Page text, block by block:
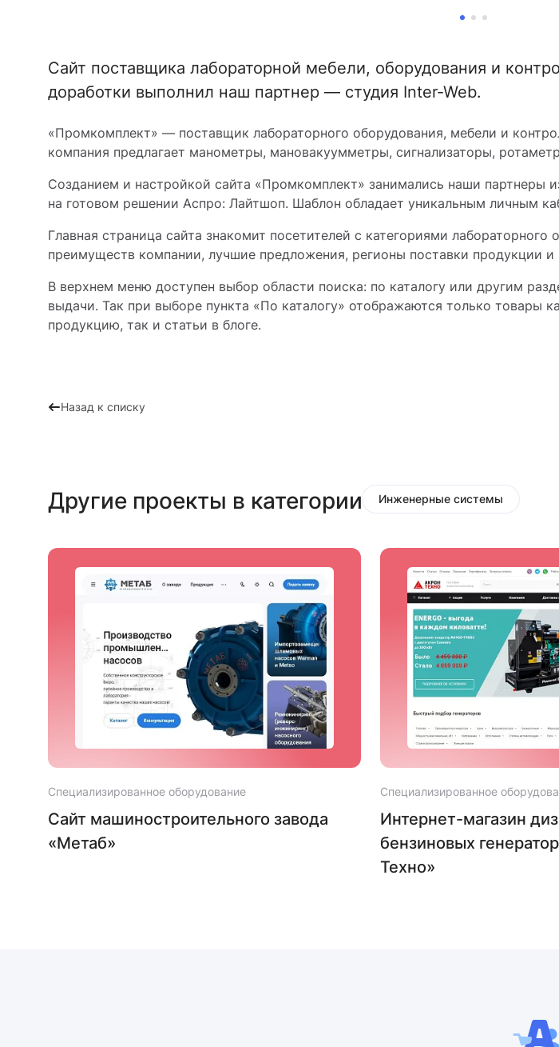
Сайт поставщика лабораторной мебели, оборудования и
доработки выполнил наш партнер — студия Inter-Web.
«Промкомплект» — поставщик лабораторного оборудования, мебели и
компания предлагает манометры, мановакуумметры, сигнализаторы,
Созданием и настройкой сайта «Промкомплект» занимались наши партнеры
на готовом решении Аспро: Лайтшоп. Шаблон обладает уникальным личным
Главная страница сайта знакомит посетителей с категориями
преимуществ компании, лучшие предложения, регионы поставки продукции и
В верхнем меню доступен выбор области поиска: по каталогу или другим
выдачи. Так при выборе пункта «По каталогу» отображаются только товары
продукцию, так и статьи в блоге.
Назад к списку
Другие проекты в категории Инженерные системы
Специализированное оборудование
Сайт машиностроительного завода
«Метаб»
Специализированное
Интернет-магазин
бензиновых
Техно»